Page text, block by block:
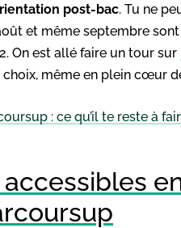
post-bac. Tu ne
et même septembre
On est allé faire un tour sur
même en plein cœur
: ce qu’il te reste à